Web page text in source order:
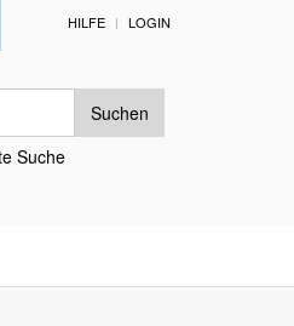
HILFE LOGIN
Suchen
Suche